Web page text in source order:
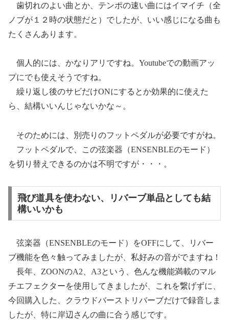
歯切れのよい曲とか、テンポの速い曲にはイマイチ（全
ノブが１２時の状態だと）でしたが、いい感じになる曲も
たくさんあります。
個人的には、かなりアリですね。Youtubeでの動画アッ
プにでも使えそうですね。
繰り返し後のサビだけONにするとか効果的に使えた
ら、結構いいんじゃないかな～。
そのためには、別売りのフットペダルが必要ですがね。
フットペダルで、この弦楽器（ENSENBLEのモード）
を切り替えできるのかは不明ですが・・・。
飛び道具を使わない、リバーブ単品としても結
構いいかも
弦楽器（ENSENBLEのモード）をOFFにして、リバー
ブ機能を色々触ってみましたが、私好みの音がでますね！
長年、ZOONのA2、A3という、色んな機能満載のマル
チエフェクターを使用してきましたが、これを繋げずに、
今回購入した、クラウドバーストリバーブだけで録音しま
したが、特に岸辺さんの曲に合う感じです。